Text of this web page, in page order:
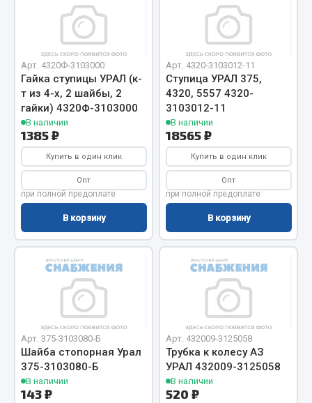
Система выпуска газа
Система охлаждения
Сцепление
Тормозная система
Показать ещё
Весь раздел
Запчасти ЯМЗ
Двигатель
Система питания
Система выпуска газа
Система охлаждения
Коробка передач
Рулевое управление
Тормозная система
Показать ещё
Весь раздел
Арт. 4320Ф-3103000
Гайка ступицы УРАЛ (к-
т из 4-х, 2 шайбы, 2
гайки) 4320Ф-3103000
В наличии
1385 ₽
Купить в один клик
Опт
при полной предоплате
В корзину
Арт. 4320-3103012-11
Ступица УРАЛ 375,
4320, 5557 4320-
3103012-11
В наличии
18565 ₽
Купить в один клик
Опт
при полной предоплате
В корзину
Арт. 375-3103080-Б
Шайба стопорная Урал
375-3103080-Б
В наличии
143 ₽
Арт. 432009-3125058
Трубка к колесу АЗ
УРАЛ 432009-3125058
В наличии
520 ₽